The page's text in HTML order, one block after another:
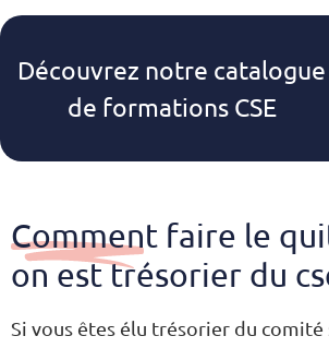
Découvrez notre catalogue
de formations CSE
Comment faire le
on est trésorier du
Si vous êtes élu trésorier du comité